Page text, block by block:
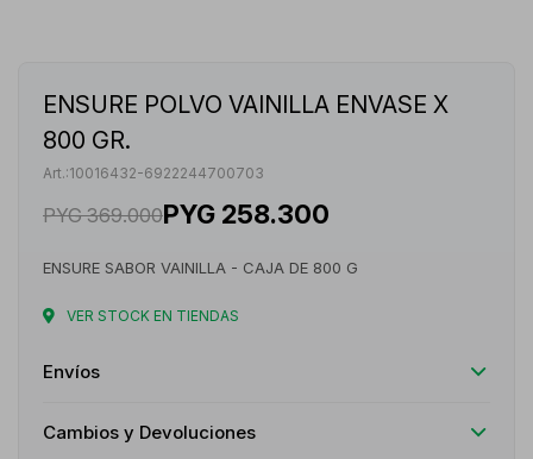
ENSURE POLVO VAINILLA ENVASE X
800 GR.
10016432-6922244700703
PYG 369.000PYG 258.300
ENSURE SABOR VAINILLA - CAJA DE 800 G
VER STOCK EN TIENDAS
Envíos
Cambios y Devoluciones